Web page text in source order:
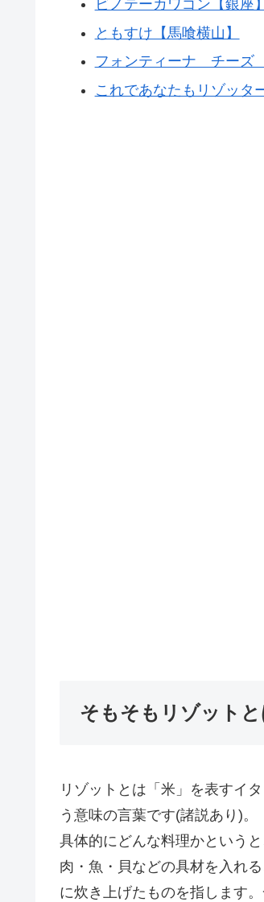
ビノテーカワゴン【銀座】
ともすけ【馬喰横山】
フォンティーナ チーズ
これであなたもリゾッタ
そもそもリゾットと
リゾットとは「米」を表すイ
う意味の言葉です(諸説あり)。
具体的にどんな料理かという
肉・魚・貝などの具材を入れ
に炊き上げたものを指します